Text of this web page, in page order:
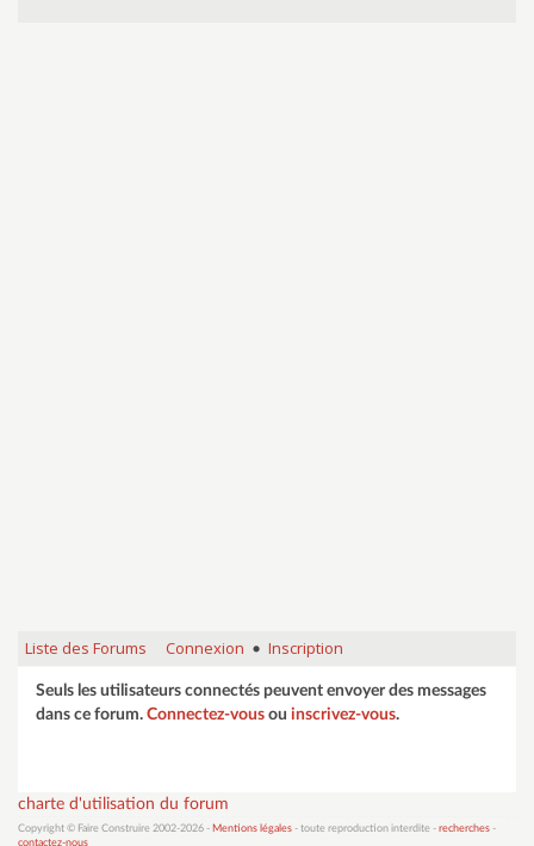
Liste des Forums Connexion • Inscription
Seuls les utilisateurs connectés peuvent envoyer des messages
dans ce forum. Connectez-vous ou inscrivez-vous.
charte d'utilisation du forum
Copyright © Faire Construire 2002-2026 - Mentions légales - toute reproduction interdite - recherches -
contactez-nous